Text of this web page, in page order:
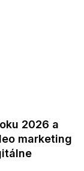
2026 a
marketing